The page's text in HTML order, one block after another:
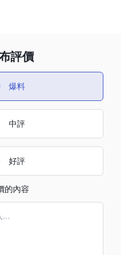
評價
爆料
中評
好評
的內容
...